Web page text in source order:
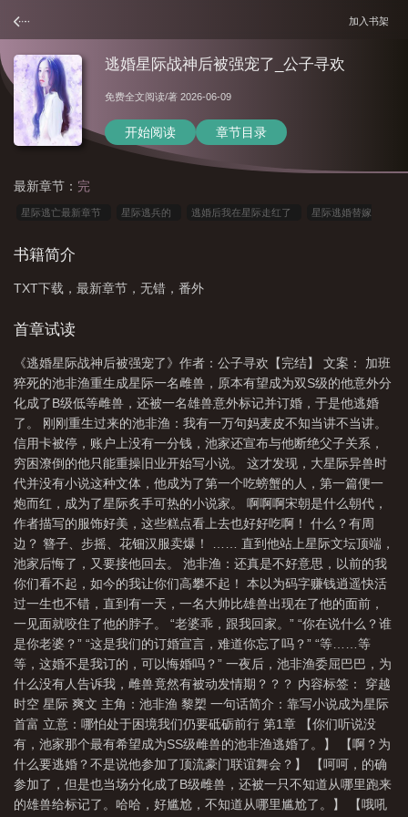
加入书架
逃婚星际战神后被强宠了_公子寻欢
免费全文阅读/著 2026-06-09
开始阅读 章节目录
最新章节： 完
星际逃亡最新章节 星际逃兵的 逃婚后我在星际走红了 星际逃婚替嫁
称霸星际
书籍简介
TXT下载，最新章节，无错，番外
首章试读
《逃婚星际战神后被强宠了》作者：公子寻欢【完结】 文案： 加班
猝死的池非渔重生成星际一名雌兽，原本有望成为双S级的他意外分
化成了B级低等雌兽，还被一名雄兽意外标记并订婚，于是他逃婚
了。 刚刚重生过来的池非渔：我有一万句妈麦皮不知当讲不当讲。
信用卡被停，账户上没有一分钱，池家还宣布与他断绝父子关系，
穷困潦倒的他只能重操旧业开始写小说。 这才发现，大星际异兽时
代并没有小说这种文体，他成为了第一个吃螃蟹的人，第一篇便一
炮而红，成为了星际炙手可热的小说家。 啊啊啊宋朝是什么朝代，
作者描写的服饰好美，这些糕点看上去也好好吃啊！ 什么？有周
边？ 簪子、步摇、花钿汉服卖爆！ …… 直到他站上星际文坛顶端，
池家后悔了，又要接他回去。 池非渔：还真是不好意思，以前的我
你们看不起，如今的我让你们高攀不起！ 本以为码字赚钱逍遥快活
过一生也不错，直到有一天，一名大帅比雄兽出现在了他的面前，
一见面就咬住了他的脖子。 “老婆乖，跟我回家。” “你在说什么？谁
是你老婆？” “这是我们的订婚宣言，难道你忘了吗？” “等……等
等，这婚不是我订的，可以悔婚吗？” 一夜后，池非渔委屈巴巴，为
什么没有人告诉我，雌兽竟然有被动发情期？？？ 内容标签： 穿越
时空 星际 爽文 主角：池非渔 黎槊 一句话简介：靠写小说成为星际
首富 立意：哪怕处于困境我们仍要砥砺前行 第1章 【你们听说没
有，池家那个最有希望成为SS级雌兽的池非渔逃婚了。】 【啊？为
什么要逃婚？不是说他参加了顶流豪门联谊舞会？】 【呵呵，的确
参加了，但是也当场分化成了B级雌兽，还被一只不知道从哪里跑来
的雄兽给标记了。哈哈，好尴尬，不知道从哪里尴尬了。】 【哦吼